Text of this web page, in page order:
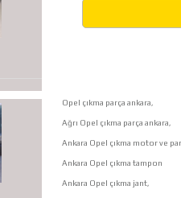
Opel çıkma parça ankara,
Ağrı Opel çıkma parça ankara,
Ankara Opel çıkma motor ve
Ankara Opel çıkma tampon
Ankara Opel çıkma jant,